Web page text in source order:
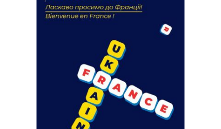
18 septembre 2023
FEUILLETER